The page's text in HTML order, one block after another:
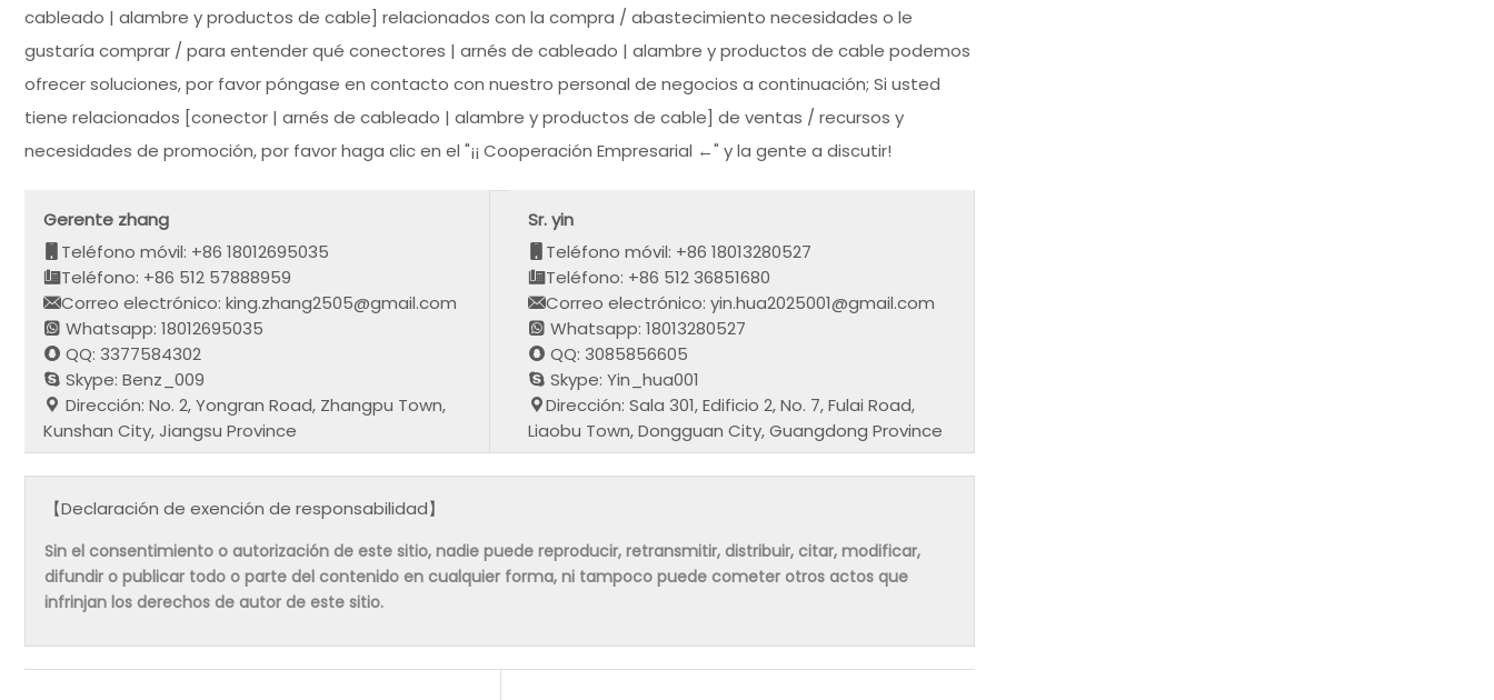
cableado | alambre y productos de cable] relacionados con la compra / abastecimiento necesidades o le
gustaría comprar / para entender qué conectores | arnés de cableado | alambre y productos de cable podemos
ofrecer soluciones, por favor póngase en contacto con nuestro personal de negocios a continuación; Si usted
tiene relacionados [conector | arnés de cableado | alambre y productos de cable] de ventas / recursos y
necesidades de promoción, por favor haga clic en el "¡¡ Cooperación Empresarial ←" y la gente a discutir!
Gerente zhang
Teléfono móvil: +86 18012695035
Teléfono: +86 512 57888959
Correo electrónico: king.zhang2505@gmail.com
Whatsapp: 18012695035
QQ: 3377584302
Skype: Benz_009
Dirección: No. 2, Yongran Road, Zhangpu Town,
Kunshan City, Jiangsu Province
Sr. yin
Teléfono móvil: +86 18013280527
Teléfono: +86 512 36851680
Correo electrónico: yin.hua2025001@gmail.com
Whatsapp: 18013280527
QQ: 3085856605
Skype: Yin_hua001
Dirección: Sala 301, Edificio 2, No. 7, Fulai Road,
Liaobu Town, Dongguan City, Guangdong Province
【Declaración de exención de responsabilidad】
Sin el consentimiento o autorización de este sitio, nadie puede reproducir, retransmitir, distribuir, citar, modificar,
difundir o publicar todo o parte del contenido en cualquier forma, ni tampoco puede cometer otros actos que
infrinjan los derechos de autor de este sitio.